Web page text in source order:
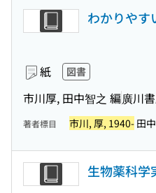
わかりやす
紙 図書
市川厚, 田中智之 編廣川
著者標目 市川, 厚, 1940- 田
生物薬科学